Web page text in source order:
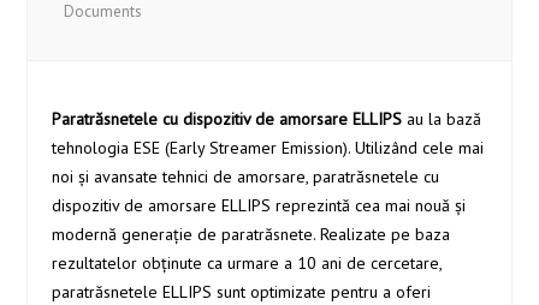
Documents
Paratrăsnetele cu dispozitiv de amorsare ELLIPS au la bază
tehnologia ESE (Early Streamer Emission). Utilizând cele mai
noi şi avansate tehnici de amorsare, paratrăsnetele cu
dispozitiv de amorsare ELLIPS reprezintă cea mai nouă şi
modernă generaţie de paratrăsnete. Realizate pe baza
rezultatelor obţinute ca urmare a 10 ani de cercetare,
paratrăsnetele ELLIPS sunt optimizate pentru a oferi